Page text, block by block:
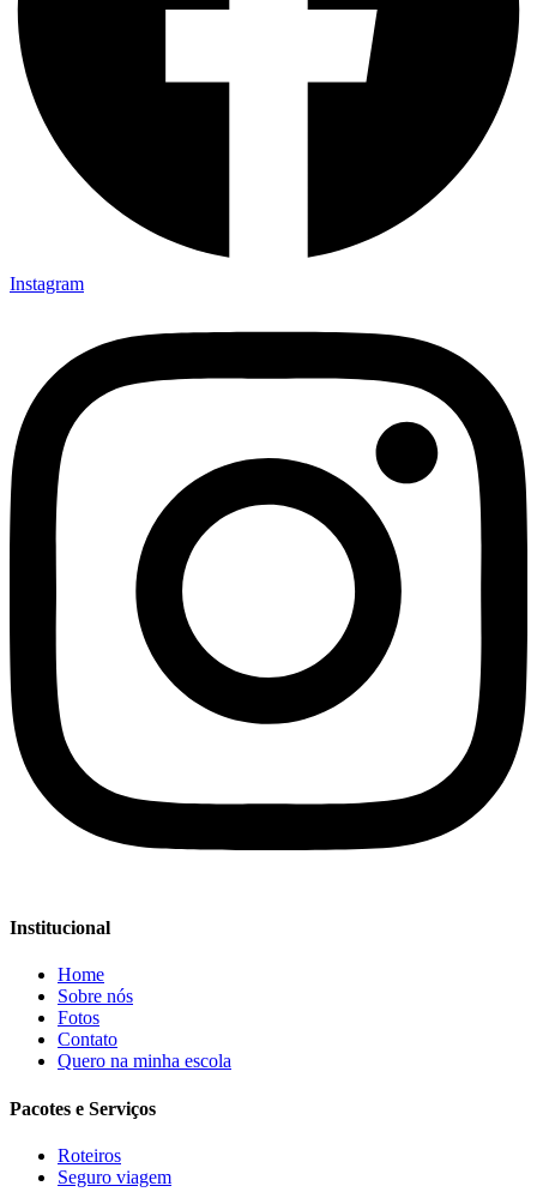
Instagram
Institucional
Home
Sobre nós
Fotos
Contato
Quero na minha escola
Pacotes e Serviços
Roteiros
Seguro viagem